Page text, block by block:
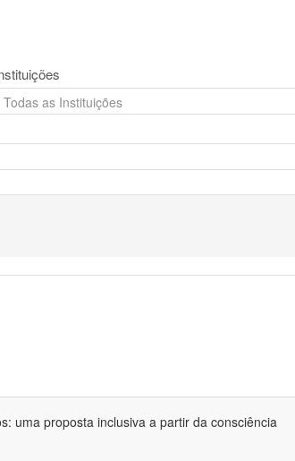
uma proposta inclusiva a partir da consciência